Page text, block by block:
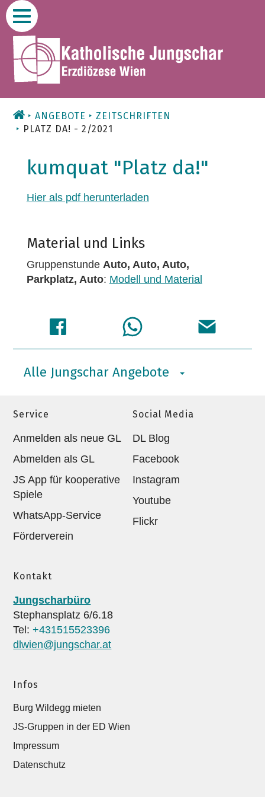
Zum
Inhalt
ANGEBOTE
ZEITSCHRIFTEN
PLATZ DA! - 2/2021
kumquat "Platz da!"
Hier als pdf herunterladen
Material und Links
Gruppenstunde Auto, Auto, Auto,
Parkplatz, Auto: Modell und Material
Alle Jungschar Angebote
Service
Anmelden als neue GL
Abmelden als GL
JS App für kooperative
Spiele
WhatsApp-Service
Förderverein
Social Media
DL Blog
Facebook
Instagram
Youtube
Flickr
Kontakt
Jungscharbüro
Stephansplatz 6/6.18
Tel:+431515523396
dlwien@jungschar.at
Infos
Burg Wildegg mieten
JS-Gruppen in der ED Wien
Impressum
Datenschutz